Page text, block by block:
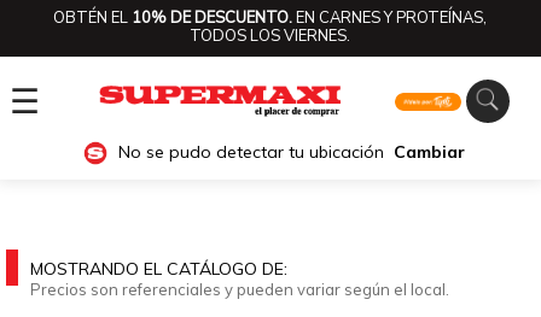
OBTÉN EL 10% DE DESCUENTO.EN CARNES Y PROTEÍNAS,
TODOS LOS VIERNES.
☰
No se pudo detectar tu ubicación Cambiar
MOSTRANDO EL CATÁLOGO DE:
Precios son referenciales y pueden variar según el local.